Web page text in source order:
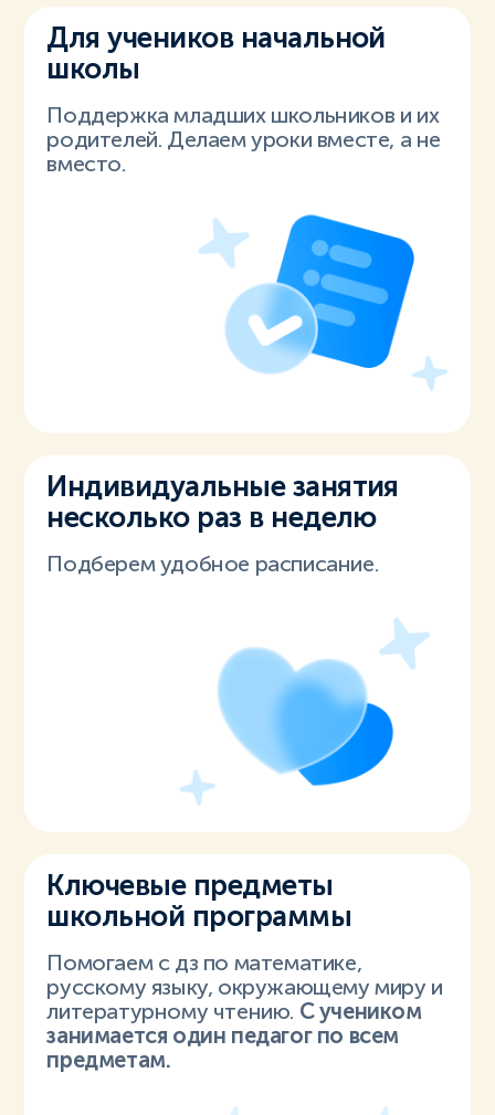
Для учеников начальной
школы
Поддержка младших школьников и их
родителей. Делаем уроки вместе, а не
вместо.
Индивидуальные занятия
несколько раз в неделю
Подберем удобное расписание.
Ключевые предметы
школьной программы
Помогаем с дз по математике,
русскому языку, окружающему миру и
литературному чтению. С учеником
занимается один педагог по всем
предметам.